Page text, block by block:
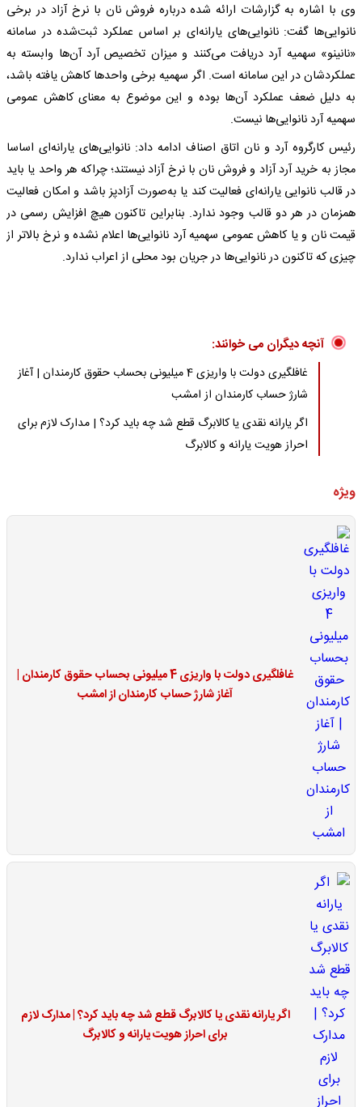
وی با اشاره به گزارشات ارائه شده درباره فروش نان با نرخ آزاد در برخی
نانوایی‌ها گفت: نانوایی‌های یارانه‌ای بر اساس عملکرد ثبت‌شده در سامانه
«نانینو» سهمیه آرد دریافت می‌کنند و میزان تخصیص آرد آن‌ها وابسته به
عملکردشان در این سامانه است. اگر سهمیه برخی واحدها کاهش یافته باشد،
به دلیل ضعف عملکرد آن‌ها بوده و این موضوع به معنای کاهش عمومی
سهمیه آرد نانوایی‌ها نیست.
رئیس کارگروه آرد و نان اتاق اصناف ادامه داد: نانوایی‌های یارانه‌ای اساسا
مجاز به خرید آرد آزاد و فروش نان با نرخ آزاد نیستند؛ چراکه هر واحد یا باید
در قالب نانوایی یارانه‌ای فعالیت کند یا به‌صورت آزادپز باشد و امکان فعالیت
همزمان در هر دو قالب وجود ندارد. بنابراین تاکنون هیچ افزایش رسمی در
قیمت نان و یا کاهش عمومی سهمیه آرد نانوایی‌ها اعلام نشده و نرخ بالاتر از
چیزی که تاکنون در نانوایی‌ها در جریان بود محلی از اعراب ندارد.
آنچه دیگران می خوانند:
غافلگیری دولت با واریزی 4 میلیونی بحساب حقوق کارمندان | آغاز
شارژ حساب کارمندان از امشب
اگر یارانه نقدی یا کالابرگ قطع شد چه باید کرد؟ | مدارک لازم برای
احراز هویت یارانه و کالابرگ
ویژه
غافلگیری دولت با واریزی 4 میلیونی بحساب حقوق کارمندان |
آغاز شارژ حساب کارمندان از امشب
اگر یارانه نقدی یا کالابرگ قطع شد چه باید کرد؟ | مدارک لازم
برای احراز هویت یارانه و کالابرگ